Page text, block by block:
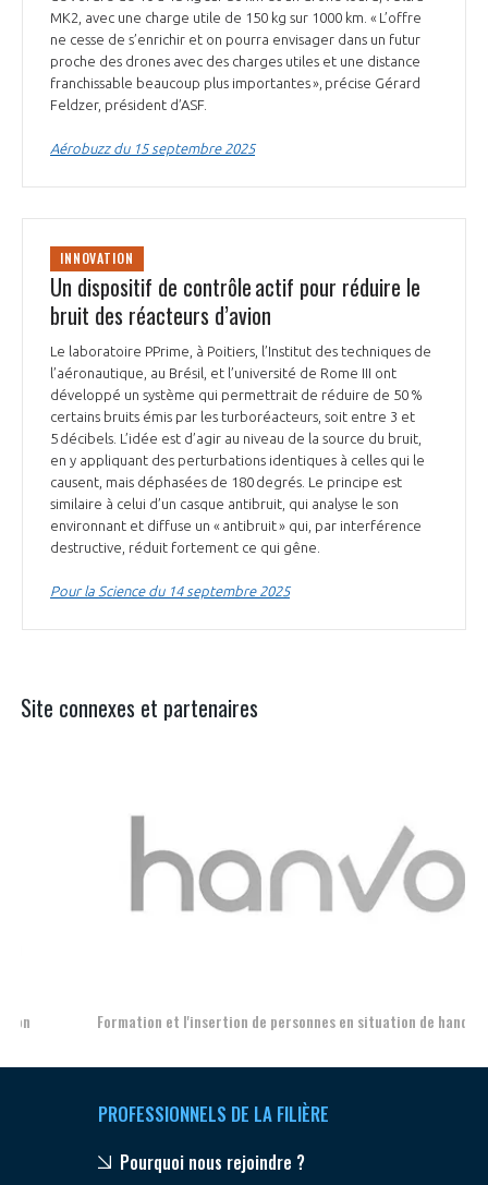
MK2, avec une charge utile de 150 kg sur 1000 km. « L’offre
ne cesse de s’enrichir et on pourra envisager dans un futur
proche des drones avec des charges utiles et une distance
franchissable beaucoup plus importantes », précise Gérard
Feldzer, président d’ASF.
Aérobuzz du 15 septembre 2025
INNOVATION
Un dispositif de contrôle actif pour réduire le
bruit des réacteurs d’avion
Le laboratoire PPrime, à Poitiers, l’Institut des techniques de
l’aéronautique, au Brésil, et l’université de Rome III ont
développé un système qui permettrait de réduire de 50 %
certains bruits émis par les turboréacteurs, soit entre 3 et
5 décibels. L’idée est d’agir au niveau de la source du bruit,
en y appliquant des perturbations identiques à celles qui le
causent, mais déphasées de 180 degrés. Le principe est
similaire à celui d’un casque antibruit, qui analyse le son
environnant et diffuse un « antibruit » qui, par interférence
destructive, réduit fortement ce qui gêne.
Pour la Science du 14 septembre 2025
Site connexes et partenaires
Formation et l'insertion de personnes en situation de handicap
PROFESSIONNELS DE LA FILIÈRE
Pourquoi nous rejoindre ?